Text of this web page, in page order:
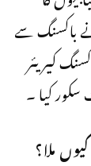
نے باکسنگ سے
نے اپنے 20 سالہ باکسنگ کیریئر
ملا؟